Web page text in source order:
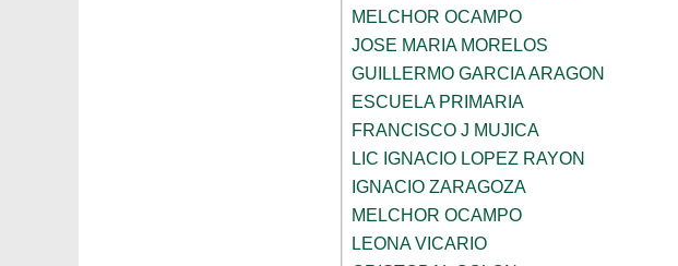
MELCHOR OCAMPO
JOSE MARIA MORELOS
GUILLERMO GARCIA ARAGON
ESCUELA PRIMARIA
FRANCISCO J MUJICA
LIC IGNACIO LOPEZ RAYON
IGNACIO ZARAGOZA
MELCHOR OCAMPO
LEONA VICARIO